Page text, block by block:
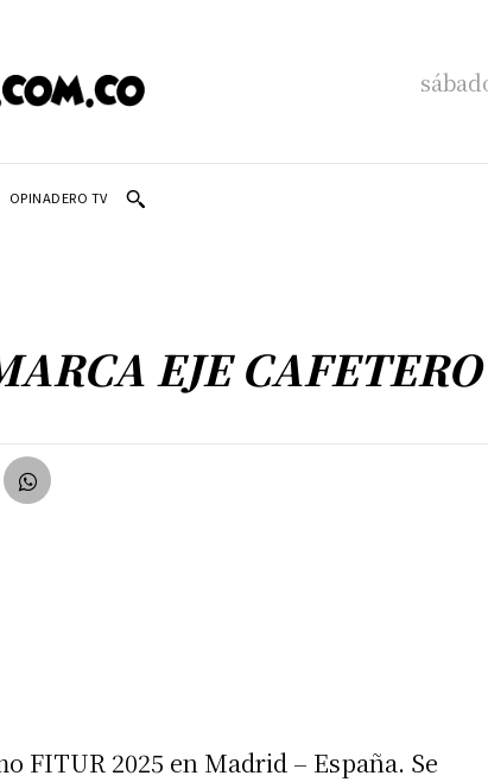
OPINADERO TV
EJE CAFETERO
FITUR 2025 en Madrid – España. Se